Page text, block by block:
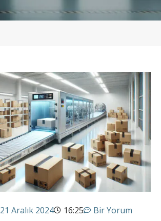
21 Aralık 2024 16:25 Bir Yorum